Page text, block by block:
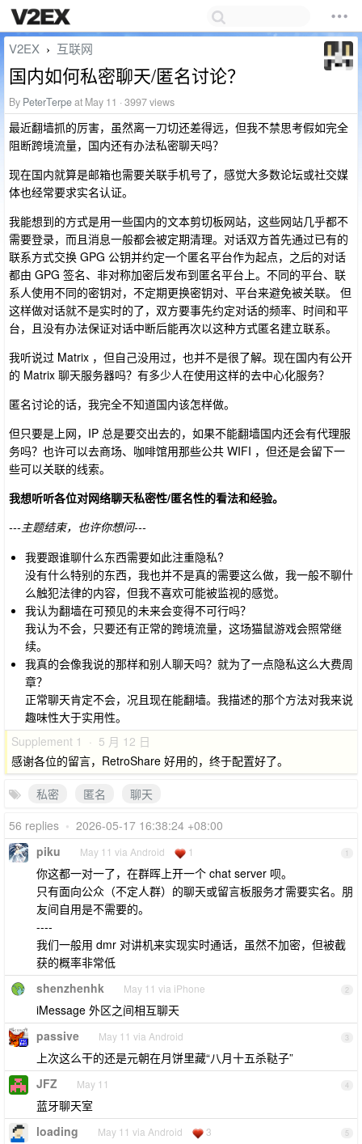
V2EX › 互联网
国内如何私密聊天/匿名讨论？
By PeterTerpeat May 11 · 3997 views
最近翻墙抓的厉害，虽然离一刀切还差得远，但我不禁思考假如完全
阻断跨境流量，国内还有办法私密聊天吗？
现在国内就算是邮箱也需要关联手机号了，感觉大多数论坛或社交媒
体也经常要求实名认证。
我能想到的方式是用一些国内的文本剪切板网站，这些网站几乎都不
需要登录，而且消息一般都会被定期清理。对话双方首先通过已有的
联系方式交换 GPG 公钥并约定一个匿名平台作为起点，之后的对话
都由 GPG 签名、非对称加密后发布到匿名平台上。不同的平台、联
系人使用不同的密钥对，不定期更换密钥对、平台来避免被关联。 但
这样做对话就不是实时的了，双方要事先约定对话的频率、时间和平
台，且没有办法保证对话中断后能再次以这种方式匿名建立联系。
我听说过 Matrix ，但自己没用过，也并不是很了解。现在国内有公开
的 Matrix 聊天服务器吗？有多少人在使用这样的去中心化服务？
匿名讨论的话，我完全不知道国内该怎样做。
但只要是上网，IP 总是要交出去的，如果不能翻墙国内还会有代理服
务吗？也许可以去商场、咖啡馆用那些公共 WIFI ，但还是会留下一
些可以关联的线索。
我想听听各位对网络聊天私密性/匿名性的看法和经验。
---主题结束，也许你想问---
我要跟谁聊什么东西需要如此注重隐私?
没有什么特别的东西，我也并不是真的需要这么做，我一般不聊什
么触犯法律的内容，但我不喜欢可能被监视的感觉。
我认为翻墙在可预见的未来会变得不可行吗？
我认为不会，只要还有正常的跨境流量，这场猫鼠游戏会照常继
续。
我真的会像我说的那样和别人聊天吗？就为了一点隐私这么大费周
章？
正常聊天肯定不会，况且现在能翻墙。我描述的那个方法对我来说
趣味性大于实用性。
Supplement 1 · 5 月 12 日
感谢各位的留言，RetroShare 好用的，终于配置好了。
私密 匿名
聊天
56 replies • 2026-05-17 16:38:24 +08:00
1
piku May 11 via Android 1
你这都一对一了，在群晖上开一个 chat server 呗。
只有面向公众（不定人群）的聊天或留言板服务才需要实名。朋
友间自用是不需要的。
----
我们一般用 dmr 对讲机来实现实时通话，虽然不加密，但被截
获的概率非常低
2
shenzhenhk May 11 via iPhone
iMessage 外区之间相互聊天
3
passive May 11 via Android
上次这么干的还是元朝在月饼里藏“八月十五杀鞑子”
4
JFZ May 11
蓝牙聊天室
5
loading May 11 via Android 3